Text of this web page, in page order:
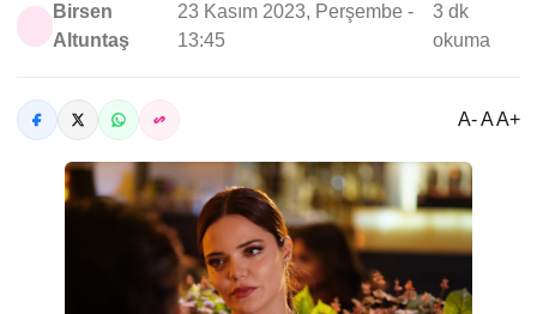
Birsen
Altuntaş
23 Kasım 2023, Perşembe -
13:45
3 dk
okuma
A- A A+